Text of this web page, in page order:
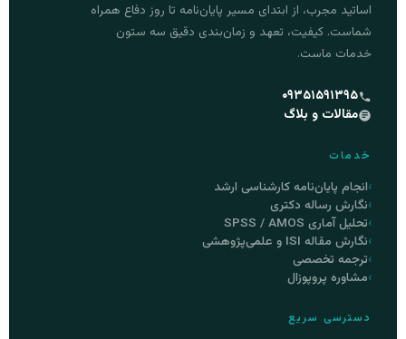
اساتید مجرب، از ابتدای مسیر پایان‌نامه تا روز دفاع همراه
شماست. کیفیت، تعهد و زمان‌بندی دقیق سه ستون
خدمات ماست.
۰۹۳۵۱۵۹۱۳۹۵
مقالات و بلاگ
خدمات
انجام پایان‌نامه کارشناسی ارشد
نگارش رساله دکتری
تحلیل آماری SPSS / AMOS
نگارش مقاله ISI و علمی‌پژوهشی
ترجمه تخصصی
مشاوره پروپوزال
دسترسی سریع